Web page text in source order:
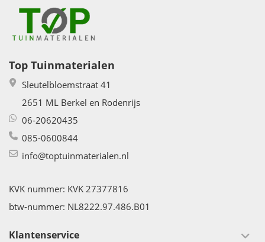
Top Tuinmaterialen
Sleutelbloemstraat 41
2651 ML Berkel en Rodenrijs
06-20620435
085-0600844
info@toptuinmaterialen.nl
KVK nummer: KVK 27377816
btw-nummer: NL8222.97.486.B01
Klantenservice